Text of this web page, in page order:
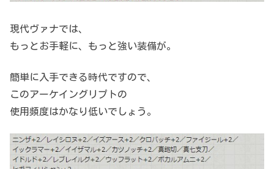
現代ヴァナでは、
もっとお手軽に、もっと強い装備が。
簡単に入手できる時代ですので、
このアーケイングリプトの
使用頻度はかなり低いでしょう。